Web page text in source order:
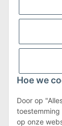
Hoe we
Door op
op onze
Meer